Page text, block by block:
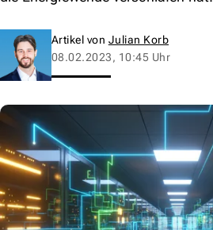
Artikel von Julian Korb
08.02.2023, 10:45 Uhr